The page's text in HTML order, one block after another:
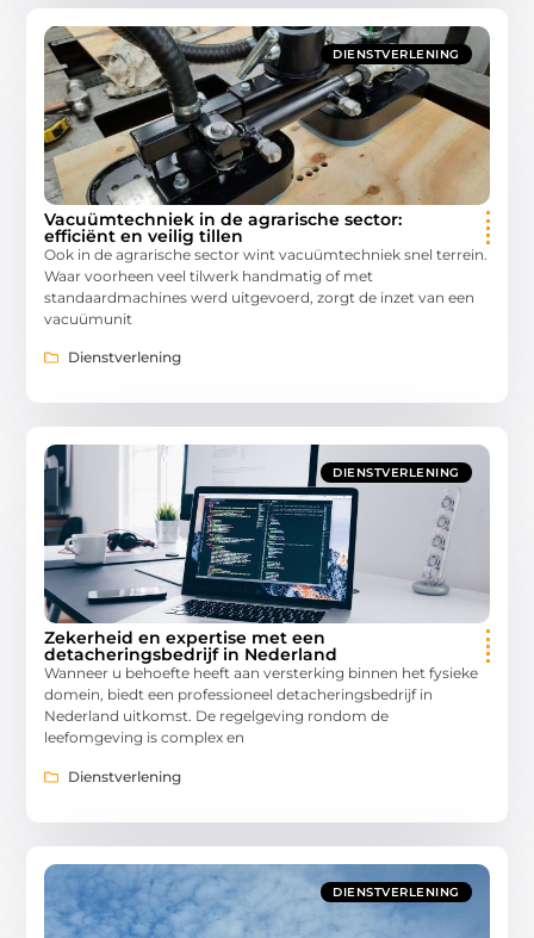
DIENSTVERLENING
Vacuümtechniek in de agrarische sector:
efficiënt en veilig tillen
Ook in de agrarische sector wint vacuümtechniek snel terrein.
Waar voorheen veel tilwerk handmatig of met
standaardmachines werd uitgevoerd, zorgt de inzet van een
vacuümunit
Dienstverlening
DIENSTVERLENING
Zekerheid en expertise met een
detacheringsbedrijf in Nederland
Wanneer u behoefte heeft aan versterking binnen het fysieke
domein, biedt een professioneel detacheringsbedrijf in
Nederland uitkomst. De regelgeving rondom de
leefomgeving is complex en
Dienstverlening
DIENSTVERLENING